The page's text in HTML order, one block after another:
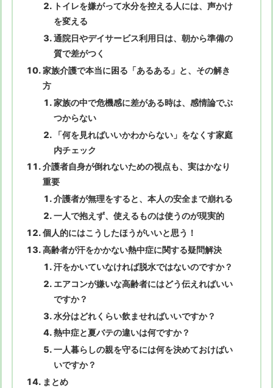
トイレを嫌がって水分を控える人には、声かけ
を変える
通院日やデイサービス利用日は、朝から準備の
質で差がつく
家族介護で本当に困る「あるある」と、その解き
方
家族の中で危機感に差がある時は、感情論でぶ
つからない
「何を見ればいいかわからない」をなくす家庭
内チェック
介護者自身が倒れないための視点も、実はかなり
重要
介護者が無理をすると、本人の安全まで崩れる
一人で抱えず、使えるものは使うのが現実的
個人的にはこうしたほうがいいと思う！
高齢者が汗をかかない熱中症に関する疑問解決
汗をかいていなければ脱水ではないのですか？
エアコンが嫌いな高齢者にはどう伝えればいい
ですか？
水分はどれくらい飲ませればいいですか？
熱中症と夏バテの違いは何ですか？
一人暮らしの親を守るには何を決めておけばい
いですか？
まとめ